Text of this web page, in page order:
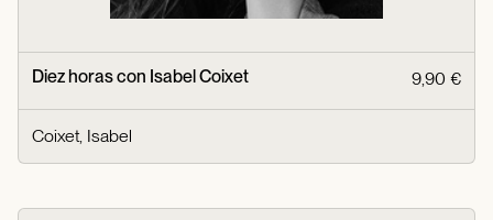
Diez horas con Isabel Coixet 9,90 €
Coixet, Isabel